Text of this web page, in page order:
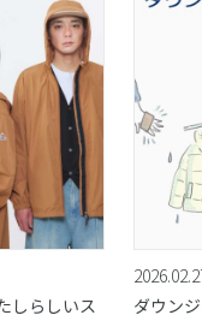
しらしいス
ダウン